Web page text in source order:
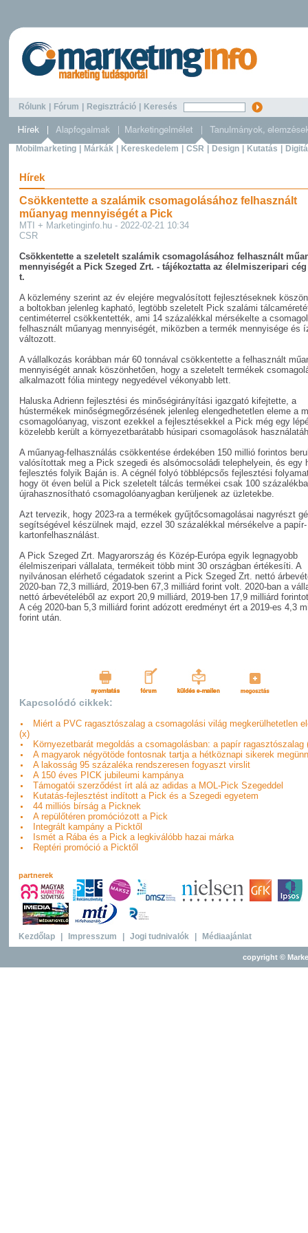
Rólunk Fórum Regisztráció Keresés
Mobilmarketing Márkák Kereskedelem CSR Design Kutatás
Hírek
Csökkentette a szalámik csomagolásához felhasznált
műanyag mennyiségét a Pick
MTI + Marketinginfo.hu - 2022-02-21 10:34
CSR
Csökkentette a szeletelt szalámik csomagolásához felhasznált
mennyiségét a Pick Szeged Zrt. - tájékoztatta az élelmiszeripari cég
t.
A közlemény szerint az év elejére megvalósított fejlesztéseknek
a boltokban jelenleg kapható, legtöbb szeletelt Pick szalámi
centiméterrel csökkentették, ami 14 százalékkal mérsékelte a
felhasznált műanyag mennyiségét, miközben a termék mennyisége és
változott.
A vállalkozás korábban már 60 tonnával csökkentette a felhasznált
mennyiségét annak köszönhetően, hogy a szeletelt termékek
alkalmazott fólia mintegy negyedével vékonyabb lett.
Haluska Adrienn fejlesztési és minőségirányítási igazgató kifejtette, a
hústermékek minőségmegőrzésének jelenleg elengedhetetlen eleme a
csomagolóanyag, viszont ezekkel a fejlesztésekkel a Pick még egy
közelebb került a környezetbarátabb húsipari csomagolások
A műanyag-felhasználás csökkentése érdekében 150 millió forintos
valósítottak meg a Pick szegedi és alsómocsoládi telephelyein, és egy
fejlesztés folyik Baján is. A cégnél folyó többlépcsős fejlesztési
hogy öt éven belül a Pick szeletelt tálcás termékei csak 100
újrahasznosítható csomagolóanyagban kerüljenek az üzletekbe.
Azt tervezik, hogy 2023-ra a termékek gyűjtőcsomagolásai nagyrészt
segítségével készülnek majd, ezzel 30 százalékkal mérsékelve a
kartonfelhasználást.
A Pick Szeged Zrt. Magyarország és Közép-Európa egyik legnagyobb
élelmiszeripari vállalata, termékeit több mint 30 országban értékesíti. A
nyilvánosan elérhető cégadatok szerint a Pick Szeged Zrt. nettó
2020-ban 72,3 milliárd, 2019-ben 67,3 milliárd forint volt. 2020-ban a
nettó árbevételéből az export 20,9 milliárd, 2019-ben 17,9 milliárd
A cég 2020-ban 5,3 milliárd forint adózott eredményt ért a 2019-es 4,3
forint után.
Kapcsolódó cikkek:
Miért a PVC ragasztószalag a csomagolási világ megkerülhetetlen
(x)
Környezetbarát megoldás a csomagolásban: a papír ragasztószalag
A magyarok négyötöde fontosnak tartja a hétköznapi sikerek
A lakosság 95 százaléka rendszeresen fogyaszt virslit
A 150 éves PICK jubileumi kampánya
Támogatói szerződést írt alá az adidas a MOL-Pick Szegeddel
Kutatás-fejlesztést indított a Pick és a Szegedi egyetem
44 milliós bírság a Picknek
A repülőtéren promóciózott a Pick
Integrált kampány a Picktől
Ismét a Rába és a Pick a legkiválóbb hazai márka
Reptéri promóció a Picktől
partnerek
Kezdőlap Impresszum Jogi tudnivalók Médiaajánlat
copyright ©